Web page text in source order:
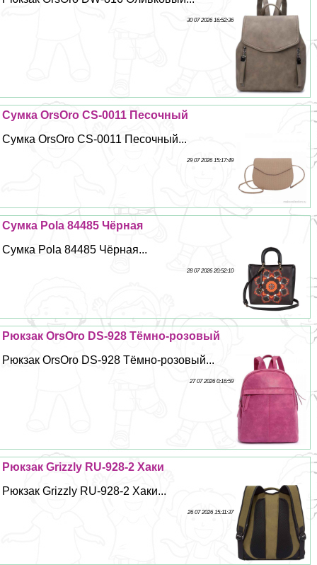
30 07 2026 16:52:36
Сумка OrsOro CS-0011 Песочный
Сумка OrsOro CS-0011 Песочный...
29 07 2026 15:17:49
Сумка Pola 84485 Чёрная
Сумка Pola 84485 Чёрная...
28 07 2026 20:52:10
Рюкзак OrsOro DS-928 Тёмно-розовый
Рюкзак OrsOro DS-928 Тёмно-розовый...
27 07 2026 0:16:59
Рюкзак Grizzly RU-928-2 Хаки
Рюкзак Grizzly RU-928-2 Хаки...
26 07 2026 15:11:37